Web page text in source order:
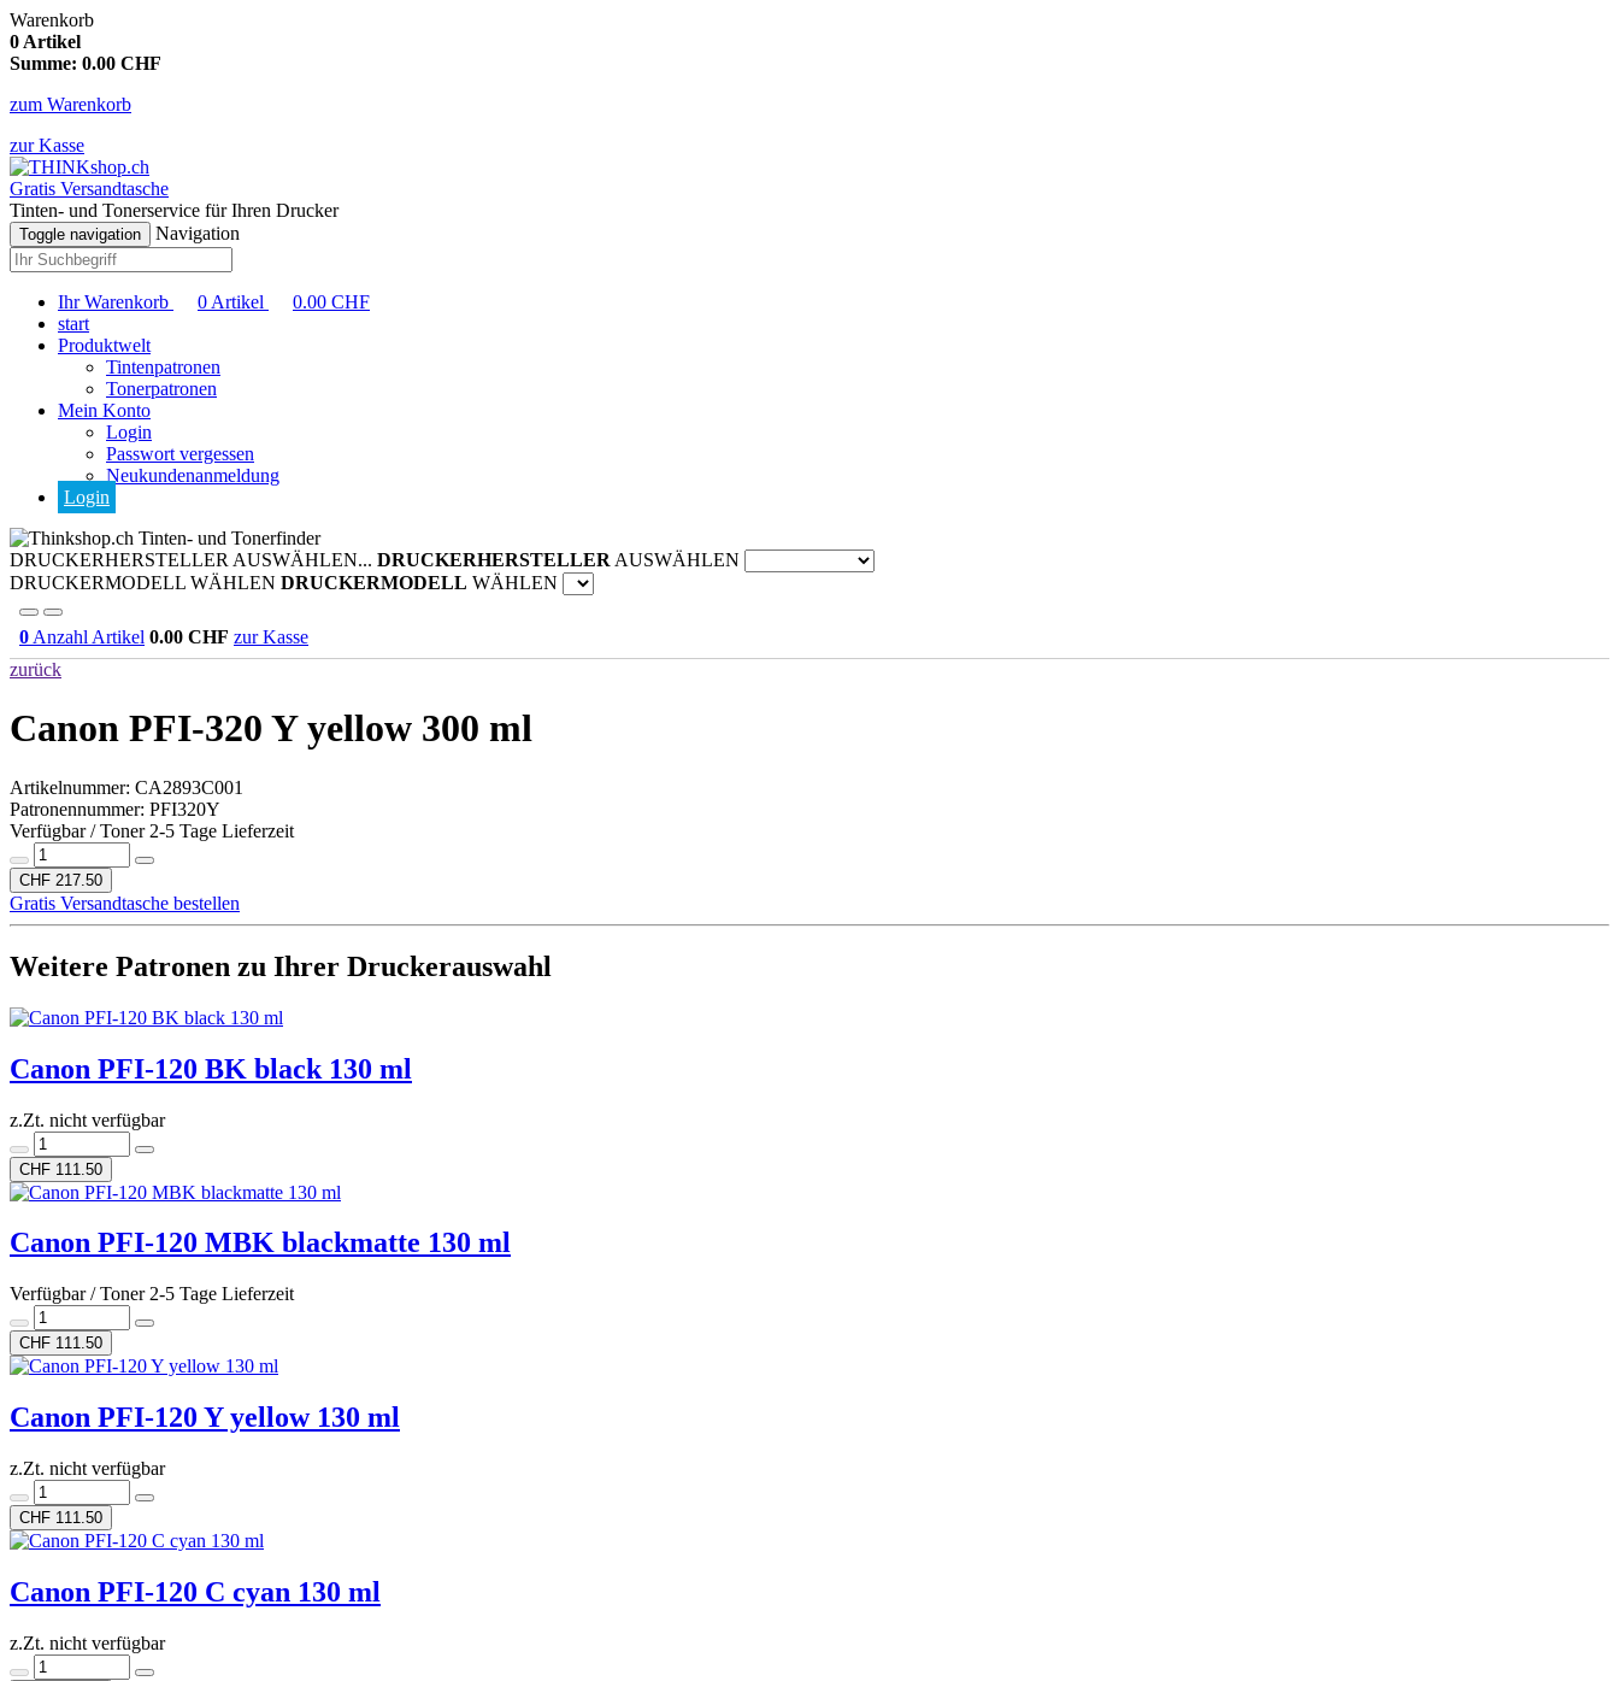
Warenkorb
0 Artikel
Summe: 0.00 CHF
zum Warenkorb
zur Kasse
Gratis Versandtasche
Tinten- und Tonerservice für Ihren Drucker
Toggle navigation Navigation
Ihr Warenkorb 0 Artikel 0.00 CHF
start
Produktwelt
Tintenpatronen
Tonerpatronen
Mein Konto
Login
Passwort vergessen
Neukundenanmeldung
Login
Tinten- und Tonerfinder
DRUCKERHERSTELLER AUSWÄHLEN... DRUCKERHERSTELLER AUSWÄHLEN
DRUCKERMODELL WÄHLEN DRUCKERMODELL WÄHLEN
0 Anzahl Artikel 0.00 CHF zur Kasse
zurück
Canon PFI-320 Y yellow 300 ml
Artikelnummer: CA2893C001
Patronennummer: PFI320Y
Verfügbar / Toner 2-5 Tage Lieferzeit
CHF 217.50
Gratis Versandtasche bestellen
Weitere Patronen zu Ihrer Druckerauswahl
Canon PFI-120 BK black 130 ml
z.Zt. nicht verfügbar
CHF 111.50
Canon PFI-120 MBK blackmatte 130 ml
Verfügbar / Toner 2-5 Tage Lieferzeit
CHF 111.50
Canon PFI-120 Y yellow 130 ml
z.Zt. nicht verfügbar
CHF 111.50
Canon PFI-120 C cyan 130 ml
z.Zt. nicht verfügbar